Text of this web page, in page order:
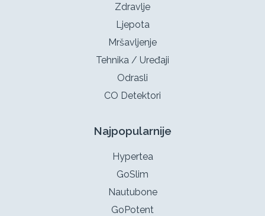
Zdravlje
Ljepota
Mršavljenje
Tehnika / Uređaji
Odrasli
CO Detektori
Najpopularnije
Hypertea
GoSlim
Nautubone
GoPotent